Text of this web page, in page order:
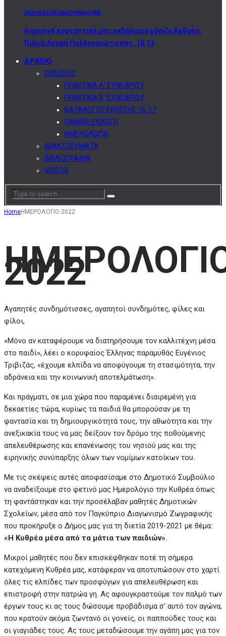
ΕΚΔΗΛΩΣΕΙΣΝΕΑΣΗΜΑΝΤΙΚΑ
Η ψεσινή εορταστική μας εκδήλωση μύριζε Κυθρέα.
Παλιά Αγορά Παλλουριώτισσας, 18.12
ΑΡΧΕΙΟ
ΕΚΔΟΣΕΙΣ
ΠΡΑΚΤΙΚΑ Α’ ΣΥΝΕΔΡΙΟΥ
ΠΡΑΚΤΙΚΑ Β΄ ΣΥΝΕΔΡΙΟΥ
ΚΑΤΑΛΟΓΟΣ ΕΚΘΕΣΗΣ 16-17
ΠΑΙΔΙΚΗ ΕΚΔΟΣΗ
ΗΜΕΡΟΛΟΓΙΑ
ΔΗΜΟΣΙΕΥΜΑΤΑ
ΒΙΒΛΙΟΓΡΑΦΙΑ
VIDEOS
HomeΗΜΕΡΟΛΟΓΙΟ 2022
2022
Αγαπητές συνδημότισσες, αγαπητοί συνδημότες, φίλες και
φίλοι,
«Μόνο αν καταφέρουμε να διατηρήσουμε τον καλλιτέχνη μέσα
στο παιδί», λέει ο κορυφαίος Έλληνας παραμυθάς Ευγένιος
Τριβιζάς, «έχουμε ελπίδα να αποφύγουμε τη στασιμότητα, την
αδράνεια και την κοινωνική αποτελμάτωση».
Και πράγματι, σε μια χώρα που παραμένει διαιρεμένη για
δεκαετίες τώρα, κυρίως τα παιδιά θα μπορούσαν με τη
φαντασία και τη δημιουργικότητά τους, την αθωότητα και την
ανεξικακία τους να μας δείξουν τον δρόμο της ποθούμενης
απελευθέρωσης και επανένωσης του νησιού μας και της
ειρηνικής συνύπαρξης όλων των νομίμων κατοίκων του.
Με τις σκέψεις αυτές αποφασίσαμε στο Δημοτικό Συμβούλιο
να αναδείξουμε στο φετινό μας Ημερολόγιο την Κυθρέα όπως
τη φαντάστηκαν και την προσέλαβαν μαθητές Δημοτικών
Σχολείων, μέσα από τον Παγκύπριο Διαγωνισμό Ζωγραφικής
που προκήρυξε ο Δήμος μας για τη διετία 2019-2021 με θέμα:
«Η Κυθρέα μέσα από τα μάτια των παιδιών».
Μικροί μαθητές που δεν επισκέφθηκαν ποτέ τη σήμερα
κατεχόμενη Κυθρέα μας, κατάφεραν να αποτυπώσουν στο χαρτί
όλες τις ελπίδες των προσφύγων για απελευθέρωση και
επιστροφή στην πατρώα γη. Ας αφουγκραστούμε τον παλμό των
έργων τους κι ας τους δώσουμε προβάδισμα σ’ αυτό τον αγώνα,
που κρατούν ακόμα ζωντανό οι γονείς, οι παππούδες τους και
οι γιαγιάδες τους. Ας τους μεταδώσουμε την αγάπη μας για τον